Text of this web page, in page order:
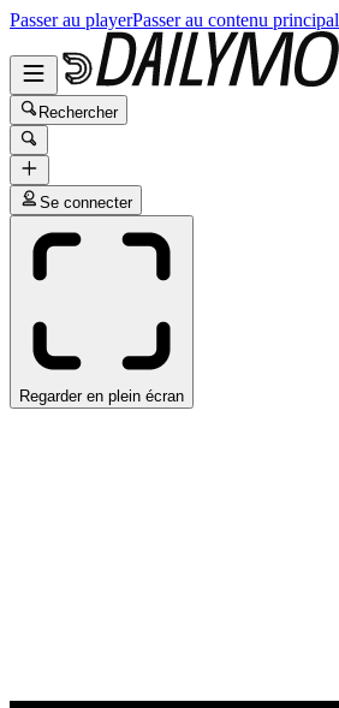
Passer au playerPasser au contenu principal
Rechercher
Se connecter
Regarder en plein écran